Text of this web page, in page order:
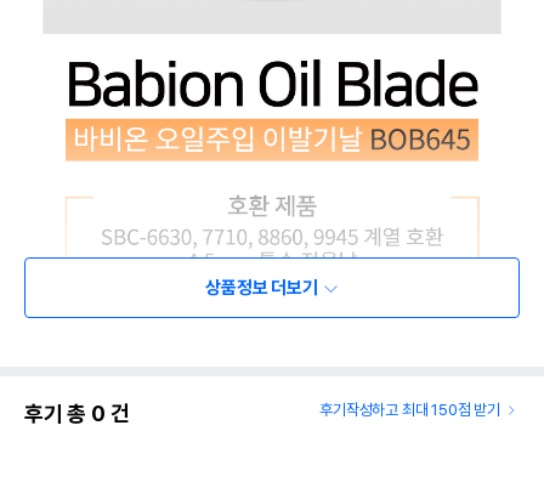
상품정보 더보기
후기 총 0 건 후기작성하고 최대 150점 받기